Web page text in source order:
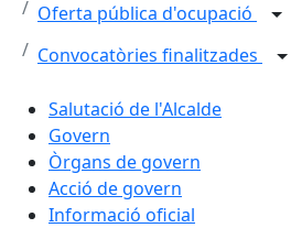
Oferta pública d'ocupació
Convocatòries finalitzades
Salutació de l'Alcalde
Govern
Òrgans de govern
Acció de govern
Informació oficial